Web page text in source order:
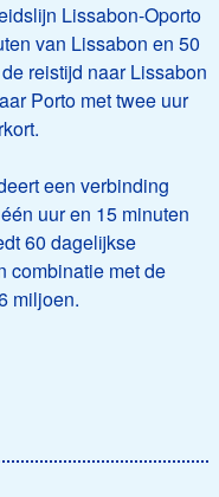
Lissabon-Oporto
van Lissabon en 50
reistijd naar Lissabon
Porto met twee uur
een verbinding
uur en 15 minuten
60 dagelijkse
combinatie met de
miljoen.